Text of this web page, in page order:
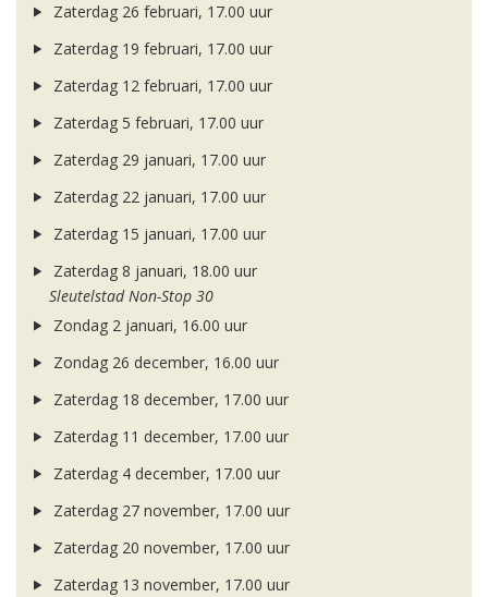
Zaterdag 26 februari, 17.00 uur
Zaterdag 19 februari, 17.00 uur
Zaterdag 12 februari, 17.00 uur
Zaterdag 5 februari, 17.00 uur
Zaterdag 29 januari, 17.00 uur
Zaterdag 22 januari, 17.00 uur
Zaterdag 15 januari, 17.00 uur
Zaterdag 8 januari, 18.00 uur
Sleutelstad Non-Stop 30
Zondag 2 januari, 16.00 uur
Zondag 26 december, 16.00 uur
Zaterdag 18 december, 17.00 uur
Zaterdag 11 december, 17.00 uur
Zaterdag 4 december, 17.00 uur
Zaterdag 27 november, 17.00 uur
Zaterdag 20 november, 17.00 uur
Zaterdag 13 november, 17.00 uur